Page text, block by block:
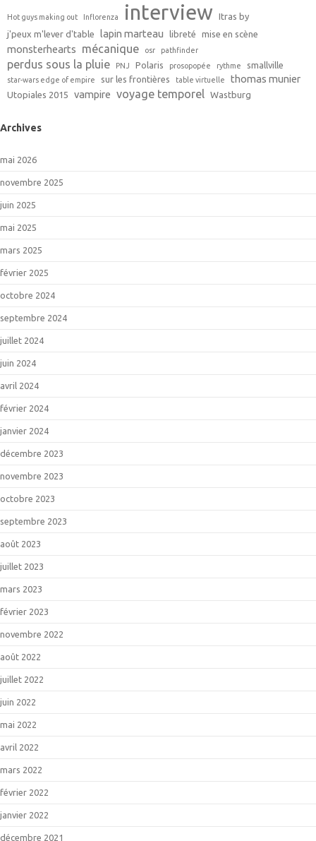
Hot guys making out Inflorenza interview
Itras by
j'peux m'lever d'table
lapin marteau libreté mise en scène
monsterhearts mécanique osr pathfinder
perdus sous la pluie PNJ Polaris prosopopée rythme smallville
star-wars edge of empire sur les frontières table virtuelle thomas munier
Utopiales 2015 vampire voyage temporel Wastburg
Archives
mai 2026
novembre 2025
juin 2025
mai 2025
mars 2025
février 2025
octobre 2024
septembre 2024
juillet 2024
juin 2024
avril 2024
février 2024
janvier 2024
décembre 2023
novembre 2023
octobre 2023
septembre 2023
août 2023
juillet 2023
mars 2023
février 2023
novembre 2022
août 2022
juillet 2022
juin 2022
mai 2022
avril 2022
mars 2022
février 2022
janvier 2022
décembre 2021